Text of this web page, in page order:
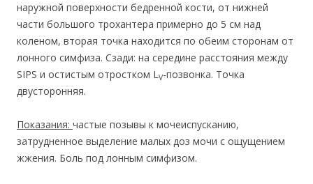
наружной поверхности бедренной кости, от нижней
части большого трохантера примерно до 5 см над
коленом, вторая точка находится по обеим сторонам от
лонного симфиза. Сзади: на середине расстояния между
SIPS и остистым отростком LV-позвонка. Точка
двусторонняя.
Показания: частые позывы к мочеиспусканию,
затрудненное выделение малых доз мочи с ощущением
жжения. Боль под лонным симфизом.